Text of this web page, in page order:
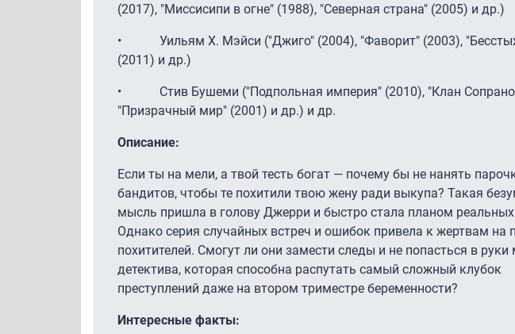
(2017), "Миссисипи в огне" (1988), "Северная страна" (2005) и др.)
• Уильям Х. Мэйси ("Джиго" (2004), "Фаворит" (2003),
(2011) и др.)
• Стив Бушеми ("Подпольная империя" (2010), "Клан
"Призрачный мир" (2001) и др.) и др.
Описание:
Если ты на мели, а твой тесть богат — почему бы не нанять
бандитов, чтобы те похитили твою жену ради выкупа? Такая
мысль пришла в голову Джерри и быстро стала планом реальных
Однако серия случайных встреч и ошибок привела к жертвам на
похитителей. Смогут ли они замести следы и не попасться в руки
детектива, которая способна распутать самый сложный клубок
преступлений даже на втором триместре беременности?
Интересные факты: